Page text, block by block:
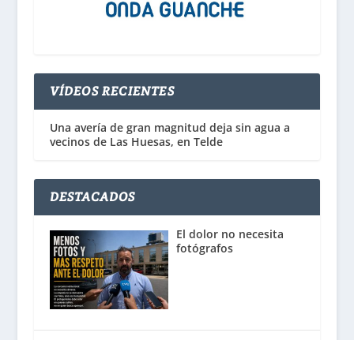
VÍDEOS RECIENTES
Una avería de gran magnitud deja sin agua a
vecinos de Las Huesas, en Telde
DESTACADOS
El dolor no necesita
fotógrafos